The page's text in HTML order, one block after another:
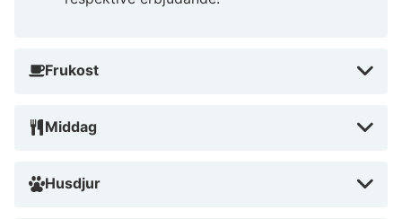
Frukost
Middag
Husdjur